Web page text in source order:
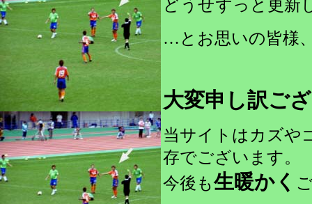
どうせずっと更新
…とお思いの皆様
大変申し訳ご
当サイトはカズや
存でございます。
今後も生暖かく